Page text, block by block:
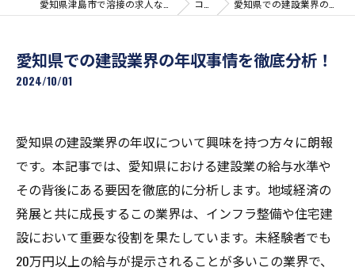
コラム 愛知県での建設業界の年収事情を徹底分析！
愛知県での建設業界の年収事情を徹底分析！
2024/10/01
愛知県の建設業界の年収について興味を持つ方々に朗報
です。本記事では、愛知県における建設業の給与水準や
その背後にある要因を徹底的に分析します。地域経済の
発展と共に成長するこの業界は、インフラ整備や住宅建
設において重要な役割を果たしています。未経験者でも
20万円以上の給与が提示されることが多いこの業界で、